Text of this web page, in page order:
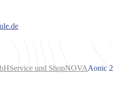
Service und ShopNOVAAonic 2